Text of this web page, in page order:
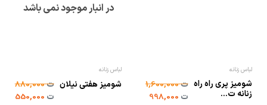
لباس زنانه
شومیز پری راه راه
زنانه ت...
ت1,600,000
ت998,000
در انبار موجود نمی باشد
لباس زنانه
شومیز هفتی نیلان ت880,000
ت550,000